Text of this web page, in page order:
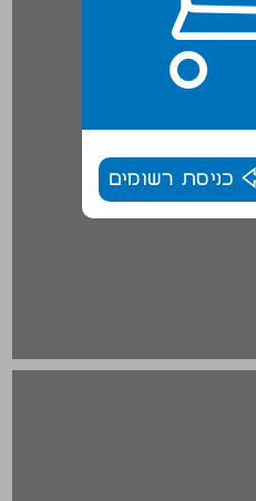
כניסת רשומים